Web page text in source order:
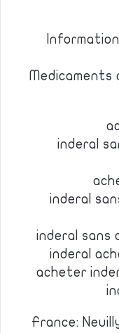
Medicaments
inderal
inderal
inderal sans
inderal
acheter
France: